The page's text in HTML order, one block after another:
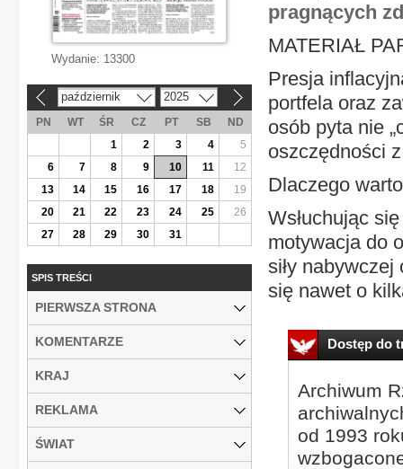
pragnących
MATERIAŁ
Presja
portfela oraz
osób pyta nie
oszczędności
Dlaczego
Wsłuchując
motywacja do
siły nabywczej
się nawet o
Dostęp do
Archiwum
od 1993
Wydanie: 13300
październik 2025
PN WT ŚR CZ PT SB
ND
1
2 3 4
5
6
7 8 9 10 11
12
13
14 15 16 17 18
19
20
21 22 23 24 25
26
27
28 29 30 31
SPIS TREŚCI
PIERWSZA STRONA
KOMENTARZE
KRAJ
REKLAMA
ŚWIAT